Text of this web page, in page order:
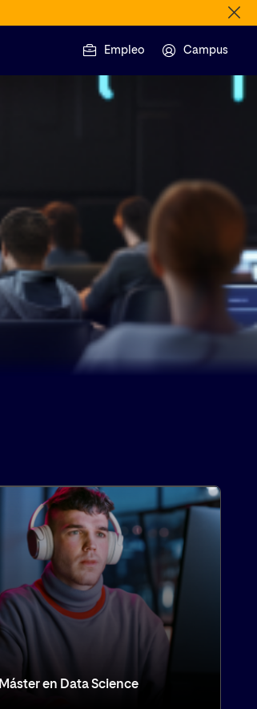
Empleo Campus
Máster en Data Science